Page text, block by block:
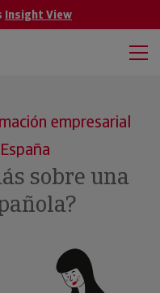
Insight View
empresarial
sobre una